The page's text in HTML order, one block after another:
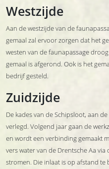
Westzijde
Aan de westzijde van de
gemaal zal ervoor zorgen dat het
westen van de faunapassage
gemaal is afgerond. Ook is het
bedrijf gesteld.
Zuidzijde
De kades van de Schipsloot, aan
verlegd. Volgend jaar gaan de
en wordt een verbinding gemaakt
vers water van de Drentsche Aa
stromen. Die inlaat is op afstand